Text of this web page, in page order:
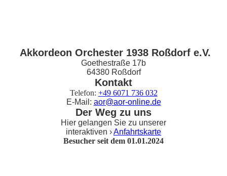
Akkordeon Orchester 1938 Roßdorf e.V.
Goethestraße 17b
64380 Roßdorf
Kontakt
Telefon: +49 6071 736 032
E-Mail: aor@aor-online.de
Der Weg zu uns
Hier gelangen Sie zu unserer
interaktiven ›Anfahrtskarte
Besucher seit dem 01.01.2024